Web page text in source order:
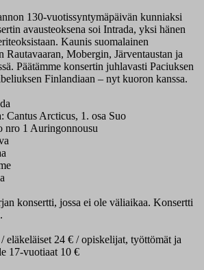
130-vuotissyntymäpäivän kunniaksi
avausteoksena soi Intrada, yksi hänen
Kaunis suomalainen
Rautavaaran, Mobergin, Järventaustan ja
Päätämme konsertin juhlavasti Paciuksen
Finlandiaan – nyt kuoron kanssa.
Cantus Arcticus, 1. osa Suo
nro 1 Auringonnousu
konsertti, jossa ei ole väliaikaa. Konsertti
eläkeläiset 24 € / opiskelijat, työttömät ja
17-vuotiaat 10 €